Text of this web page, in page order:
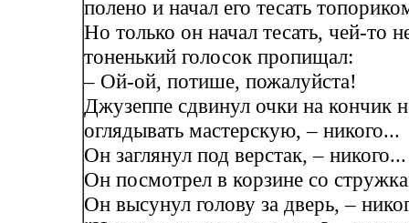
полено и начал его тесать
Но только он начал тесать, чей-то
тоненький голосок пропищал:
– Ой-ой, потише, пожалуйста!
Джузеппе сдвинул очки на кончик
оглядывать мастерскую, – никого...
Он заглянул под верстак, – никого...
Он посмотрел в корзине со
Он высунул голову за дверь, –